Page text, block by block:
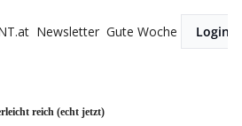
Newsletter Gute Woche Login
reich (echt jetzt)